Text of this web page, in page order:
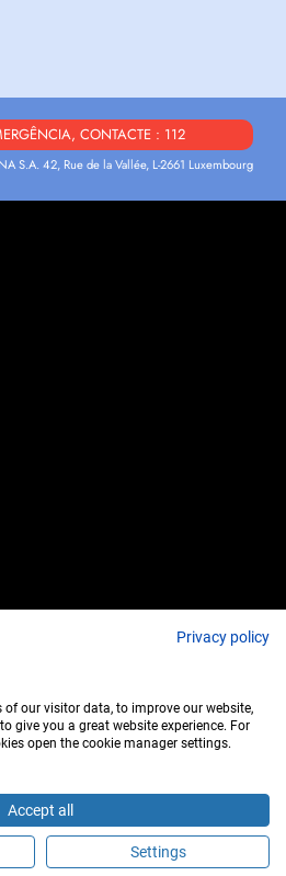
de saúde?
CONTACTE : 112
S.A. 42, Rue de la Vallée, L-2661 Luxembourg
Privacy policy
our visitor data, to improve our website,
give you a great website experience. For
open the cookie manager settings.
Accept all
Settings